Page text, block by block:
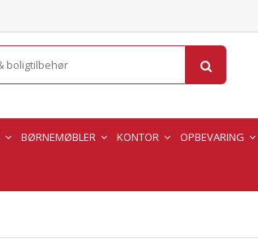
BØRNEMØBLER KONTOR OPBEVARING